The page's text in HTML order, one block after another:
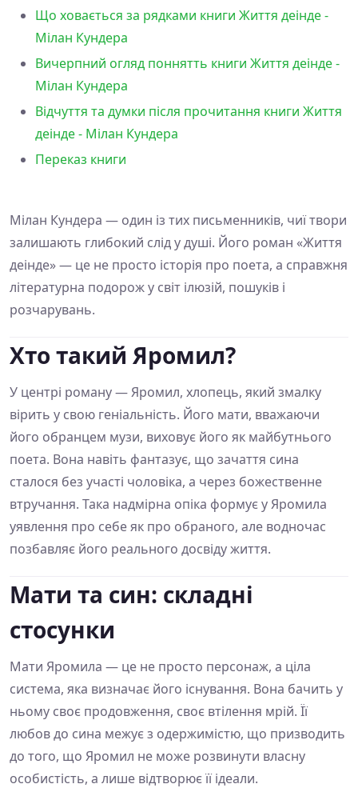
Що ховається за рядками книги Життя деінде -
Мілан Кундера
Вичерпний огляд поннятть книги Життя деінде -
Мілан Кундера
Відчуття та думки після прочитання книги Життя
деінде - Мілан Кундера
Переказ книги
Мілан Кундера — один із тих письменників, чиї твори
залишають глибокий слід у душі. Його роман «Життя
деінде» — це не просто історія про поета, а справжня
літературна подорож у світ ілюзій, пошуків і
розчарувань.
Хто такий Яромил?
У центрі роману — Яромил, хлопець, який змалку
вірить у свою геніальність. Його мати, вважаючи
його обранцем музи, виховує його як майбутнього
поета. Вона навіть фантазує, що зачаття сина
сталося без участі чоловіка, а через божественне
втручання. Така надмірна опіка формує у Яромила
уявлення про себе як про обраного, але водночас
позбавляє його реального досвіду життя.
Мати та син: складні
стосунки
Мати Яромила — це не просто персонаж, а ціла
система, яка визначає його існування. Вона бачить у
ньому своє продовження, своє втілення мрій. Її
любов до сина межує з одержимістю, що призводить
до того, що Яромил не може розвинути власну
особистість, а лише відтворює її ідеали.